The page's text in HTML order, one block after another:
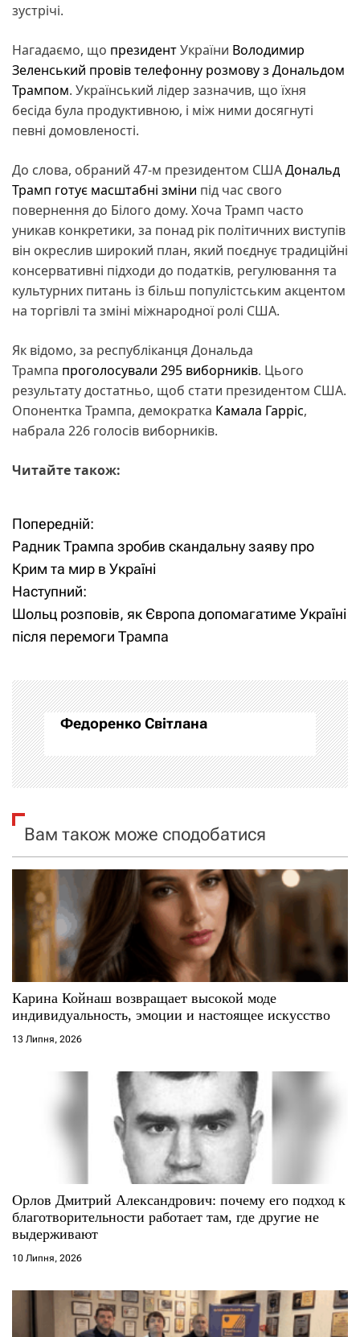
зустрічі.
Нагадаємо, що президентУкраїни Володимир
Зеленський провів телефонну розмову з Дональдом
Трампом. Український лідер зазначив, що їхня
бесіда була продуктивною, і між ними досягнуті
певні домовленості.
До слова, обраний 47-м президентом СШАДональд
Трамп готує масштабні зміни під час свого
повернення до Білого дому. Хоча Трамп часто
уникав конкретики, за понад рік політичних виступів
він окреслив широкий план, який поєднує традиційні
консервативні підходи до податків, регулювання та
культурних питань із більш популістським акцентом
на торгівлі та зміні міжнародної ролі США.
Як відомо, за республіканця Дональда
Трампа проголосували 295 виборників. Цього
результату достатньо, щоб стати президентом США.
Опонентка Трампа, демократка Камала Гарріс,
набрала 226 голосів виборників.
Читайте також:
Н
а
в
і
а
ц
і
а
п
с
і
в
Попередній:
Радник Трампа зробив скандальну заяву про
Крим та мир в Україні
Наступний:
Шольц розповів, як Європа допомагатиме Україні
після перемоги Трампа
Федоренко Світлана
Вам також може сподобатися
Карина Койнаш возвращает высокой моде
индивидуальность, эмоции и настоящее искусство
13 Липня, 2026
Орлов Дмитрий Александрович: почему его подход к
благотворительности работает там, где другие не
выдерживают
10 Липня, 2026